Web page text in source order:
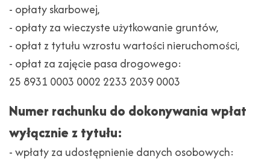
- opłaty skarbowej,
- opłaty za wieczyste użytkowanie gruntów,
- opłat z tytułu wzrostu wartości nieruchomości,
- opłat za zajęcie pasa drogowego:
25 8931 0003 0002 2233 2039 0003
Numer rachunku do dokonywania wpłat
wyłącznie z tytułu:
- wpłaty za udostępnienie danych osobowych: